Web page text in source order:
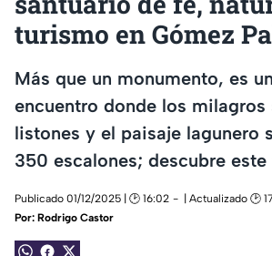
turismo en Gómez
Más que un monumento, es
encuentro donde los milagros
listones y el paisaje lagunero
350 escalones; descubre
Publicado 01/12/2025 | 🕑 16:02
| Actualizado 🕑
Por: Rodrigo Castor